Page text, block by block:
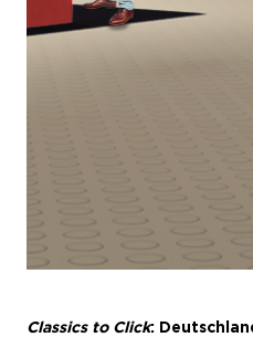
Classics to Click: